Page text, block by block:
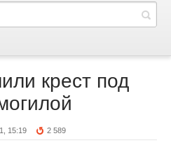
крест под
15:19 2 589